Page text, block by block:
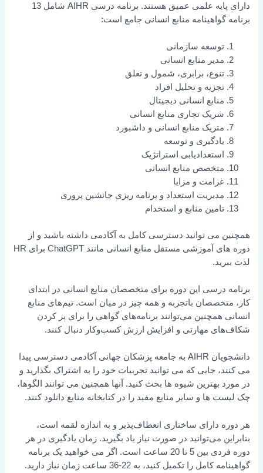
دارای پایه علمی عمیق هستند. برنامه درسی AIHR شامل 13
برنامه گواهینامه منابع انسانی جامع است:
توسعه سازمانی
مدیر منابع انسانی
تنوع، برابری، شمول و تعلق
تجزیه و تحلیل افراد
منابع انسانی دیجیتال
شریک تجاری منابع انسانی
متریک منابع انسانی و داشبورد
یادگیری و توسعه
استعدادیابی استراتژیک
متخصص منابع انسانی
غرامت و مزایا
مدیریت استعداد و برنامه ریزی جانشین پروری
تامین منابع و استخدام
همچنین می توانید دسترسی کامل به آکادمی داشته باشید و از
دوره های آموزشی مستقل منابع انسانی مانند ChatGPT برای HR
لذت ببرید.
برنامه درسی این دوره برای متخصصان منابع انسانی در ابتدای
کار، متخصصان باتجربه و همه چیز در میان است. تیم‌های منابع
انسانی همچنین می‌توانند برنامه‌های گواهی را برای پر کردن
شکاف‌های مهارتی و افزایش ارزش کسب‌وکار دنبال کنند.
دانشجویان AIHR به جامعه پزشکان جهانی آکادمی دسترسی پیدا
می کنند، جایی که می توانید تجربیات خود را به اشتراک بگذارید و
در مورد بهترین شیوه ها بحث کنید. آنها همچنین می توانند الگوها،
چک لیست ها و سایر منابع مفید را در کتابخانه منابع دانلود کنند.
هر دوره دارای ساختاری انعطاف‌پذیر و به اندازه لقمه است،
بنابراین می‌توانید در صورت نیاز یاد بگیرید. زمان یادگیری در هر
دوره فردی بین 5 تا 20 ساعت است. اگر می خواهید یک برنامه
گواهینامه کامل را تکمیل کنید، به 22-36 ساعت زمان نیاز دارید.